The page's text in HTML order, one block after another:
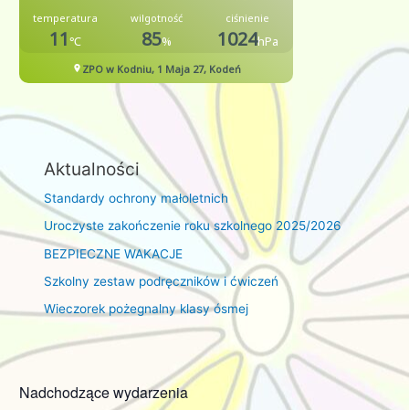
Aktualności
Standardy ochrony małoletnich
Uroczyste zakończenie roku szkolnego 2025/2026
BEZPIECZNE WAKACJE
Szkolny zestaw podręczników i ćwiczeń
Wieczorek pożegnalny klasy ósmej
Nadchodzące wydarzenia